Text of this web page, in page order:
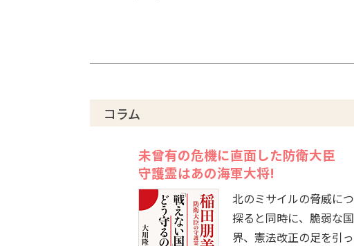
コラム
未曾有の危機に直面した防衛大臣
守護霊はあの海軍大将!
北のミサイルの脅威に
探ると同時に、脆弱な
界、憲法改正の足を引